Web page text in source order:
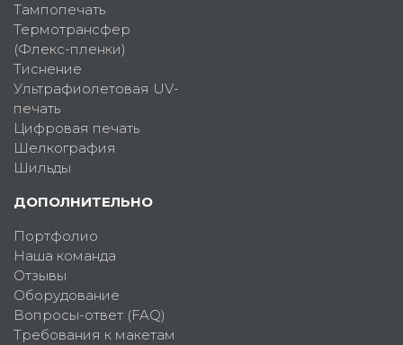
Тампопечать
Термотрансфер
(Флекс-пленки)
Тиснение
Ультрафиолетовая UV-
печать
Цифровая печать
Шелкография
Шильды
ДОПОЛНИТЕЛЬНО
Портфолио
Наша команда
Отзывы
Оборудование
Вопросы-ответ (FAQ)
Требования к макетам